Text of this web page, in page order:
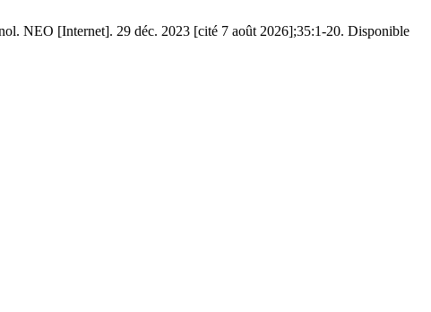
NEO [Internet]. 29 déc. 2023 [cité 7 août 2026];35:1-20. Disponible